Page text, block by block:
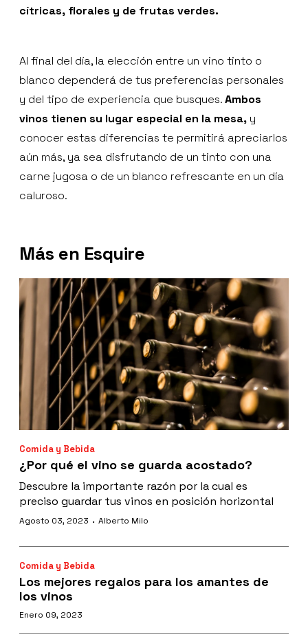
cítricas, florales y de frutas verdes.
Al final del día, la elección entre un vino tinto o
blanco dependerá de tus preferencias personales
y del tipo de experiencia que busques.Ambos
vinos tienen su lugar especial en la mesa, y
conocer estas diferencias te permitirá apreciarlos
aún más, ya sea disfrutando de un tinto con una
carne jugosa o de un blanco refrescante en un día
caluroso.
Más en Esquire
Comida y Bebida
¿Por qué el vino se guarda acostado?
Descubre la importante razón por la cual es
preciso guardar tus vinos en posición horizontal
Agosto 03, 2023 · Alberto Milo
Comida y Bebida
Los mejores regalos para los amantes de
los vinos
Enero 09, 2023